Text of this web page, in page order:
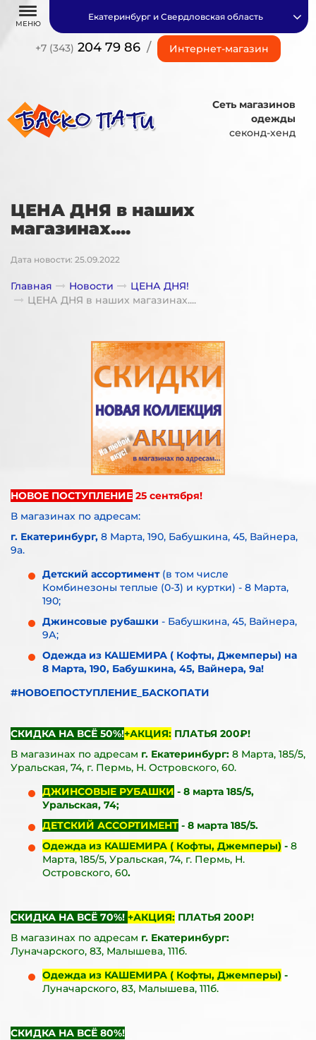
МЕНЮ
+7 (343) 204 79 86 / Интернет-магазин
Екатеринбург и Свердловская область
Сеть магазинов
одежды
секонд-хенд
ЦЕНА ДНЯ в наших
магазинах....
Дата новости: 25.09.2022
Главная Новости
ЦЕНА ДНЯ!
ЦЕНА ДНЯ в наших магазинах....
НОВОЕ ПОСТУПЛЕНИЕ 25 сентября!
В магазинах по адресам:
г. Екатеринбург, 8 Марта, 190, Бабушкина, 45, Вайнера,
9а.
Детский ассортимент(в том числе
Комбинезоны теплые (0-3) и куртки) - 8 Марта,
190;
Джинсовые рубашки - Бабушкина, 45, Вайнера,
9А;
Одежда из КАШЕМИРА ( Кофты, Джемперы) на
8 Марта, 190, Бабушкина, 45, Вайнера, 9а!
#НОВОЕПОСТУПЛЕНИЕ_БАСКОПАТИ
СКИДКА НА ВСЁ 50%!+АКЦИЯ: ПЛАТЬЯ 200₽!
В магазинах по адресам г. Екатеринбург: 8 Марта, 185/5,
Уральская, 74, г. Пермь, Н. Островского, 60.
ДЖИНСОВЫЕ РУБАШКИ - 8 марта 185/5,
Уральская, 74;
ДЕТСКИЙ АССОРТИМЕНТ - 8 марта 185/5.
Одежда из КАШЕМИРА ( Кофты, Джемперы) - 8
Марта, 185/5, Уральская, 74, г. Пермь, Н.
Островского, 60.
СКИДКА НА ВСЁ 70%! +АКЦИЯ: ПЛАТЬЯ 200₽!
В магазинах по адресам г. Екатеринбург:
Луначарского, 83, Малышева, 111б.
Одежда из КАШЕМИРА ( Кофты, Джемперы) -
Луначарского, 83, Малышева, 111б.
СКИДКА НА ВСЁ 80%!